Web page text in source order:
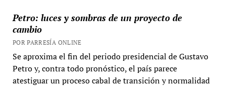
Petro: luces y sombras de un proyecto de
cambio
POR PARRESÍA ONLINE
Se aproxima el fin del periodo presidencial de Gustavo
Petro y, contra todo pronóstico, el país parece
atestiguar un proceso cabal de transición y normalidad